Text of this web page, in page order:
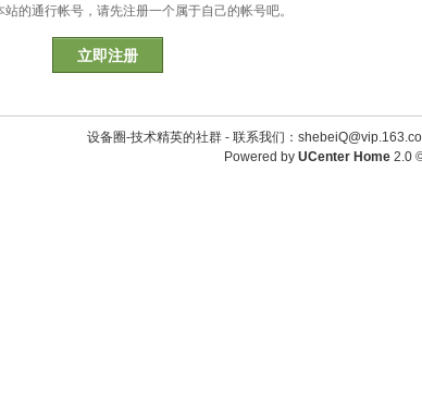
的通行帐号，请先注册一个属于自己的帐号吧。
立即注册
设备圈-技术精英的社群 - 联系我们：
Powered by UCenter Home 2.0©